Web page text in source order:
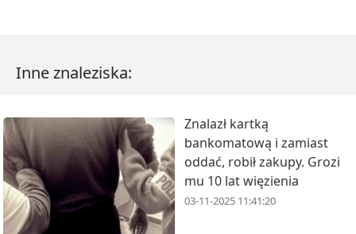
Inne znaleziska:
Znalazł kartką
bankomatową i zamiast
oddać, robił zakupy. Grozi
mu 10 lat więzienia
03-11-2025 11:41:20